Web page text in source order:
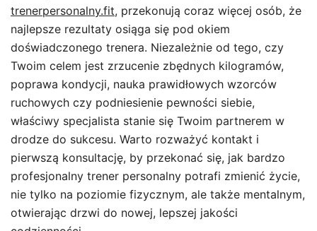
trenerpersonalny.fit, przekonują coraz więcej osób, że
najlepsze rezultaty osiąga się pod okiem
doświadczonego trenera. Niezależnie od tego, czy
Twoim celem jest zrzucenie zbędnych kilogramów,
poprawa kondycji, nauka prawidłowych wzorców
ruchowych czy podniesienie pewności siebie,
właściwy specjalista stanie się Twoim partnerem w
drodze do sukcesu. Warto rozważyć kontakt i
pierwszą konsultację, by przekonać się, jak bardzo
profesjonalny trener personalny potrafi zmienić życie,
nie tylko na poziomie fizycznym, ale także mentalnym,
otwierając drzwi do nowej, lepszej jakości